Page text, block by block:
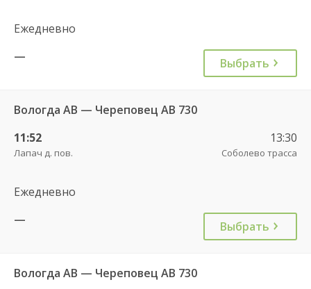
Ежедневно
—
Выбрать
Вологда АВ — Череповец АВ 730
11:52
Лапач д. пов.
13:30
Соболево трасса
Ежедневно
—
Выбрать
Вологда АВ — Череповец АВ 730